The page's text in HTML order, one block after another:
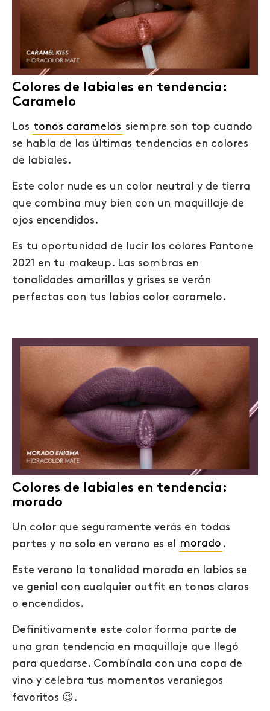
Colores de labiales en tendencia:
Caramelo
Los tonos caramelos siempre son top cuando
se habla de las últimas tendencias en colores
de labiales.
Este color nude es un color neutral y de tierra
que combina muy bien con un maquillaje de
ojos encendidos.
Es tu oportunidad de lucir los colores Pantone
2021 en tu makeup. Las sombras en
tonalidades amarillas y grises se verán
perfectas con tus labios color caramelo.
Colores de labiales en tendencia:
morado
Un color que seguramente verás en todas
partes y no solo en verano es el
morado .
Este verano la tonalidad morada en labios se
ve genial con cualquier outfit en tonos claros
o encendidos.
Definitivamente este color forma parte de
una gran tendencia en maquillaje que llegó
para quedarse. Combínala con una copa de
vino y celebra tus momentos veraniegos
favoritos 😉.